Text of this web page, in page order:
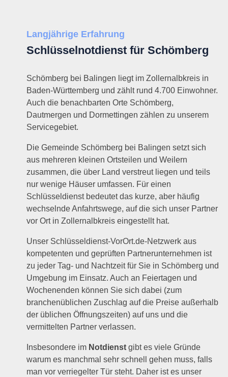
Langjährige Erfahrung
Schlüsselnotdienst für Schömberg
Schömberg bei Balingen liegt im Zollernalbkreis in
Baden-Württemberg und zählt rund 4.700 Einwohner.
Auch die benachbarten Orte Schömberg,
Dautmergen und Dormettingen zählen zu unserem
Servicegebiet.
Die Gemeinde Schömberg bei Balingen setzt sich
aus mehreren kleinen Ortsteilen und Weilern
zusammen, die über Land verstreut liegen und teils
nur wenige Häuser umfassen. Für einen
Schlüsseldienst bedeutet das kurze, aber häufig
wechselnde Anfahrtswege, auf die sich unser Partner
vor Ort in Zollernalbkreis eingestellt hat.
Unser Schlüsseldienst-VorOrt.de-Netzwerk aus
kompetenten und geprüften Partnerunternehmen ist
zu jeder Tag- und Nachtzeit für Sie in Schömberg und
Umgebung im Einsatz. Auch an Feiertagen und
Wochenenden können Sie sich dabei (zum
branchenüblichen Zuschlag auf die Preise außerhalb
der üblichen Öffnungszeiten) auf uns und die
vermittelten Partner verlassen.
Insbesondere im Notdienst gibt es viele Gründe
warum es manchmal sehr schnell gehen muss, falls
man vor verriegelter Tür steht. Daher ist es unser